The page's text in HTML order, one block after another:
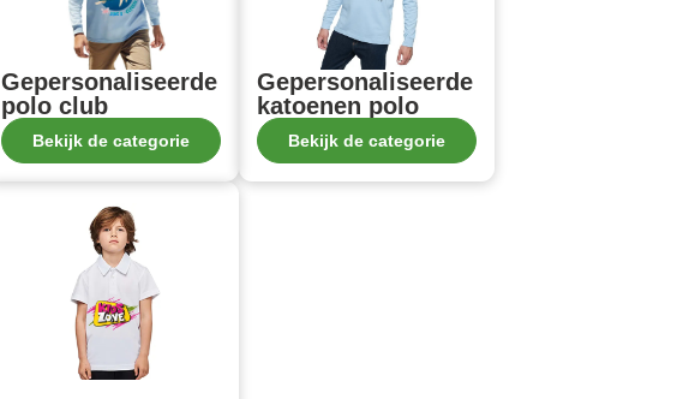
Gepersonaliseerde
polo club
Bekijk de categorie
Gepersonaliseerde
katoenen polo
Bekijk de categorie